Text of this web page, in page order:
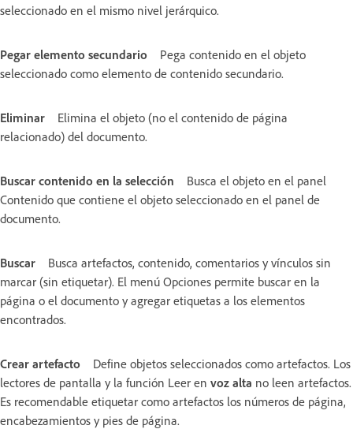
seleccionado en el mismo nivel jerárquico.
Pegar elemento secundario
Pega contenido en el objeto
seleccionado como elemento de contenido secundario.
Eliminar
Elimina el objeto (no el contenido de página
relacionado) del documento.
Buscar contenido en la selección
Busca el objeto en el panel
Contenido que contiene el objeto seleccionado en el panel de
documento.
Buscar
Busca artefactos, contenido, comentarios y vínculos sin
marcar (sin etiquetar). El menú Opciones permite buscar en la
página o el documento y agregar etiquetas a los elementos
encontrados.
Crear artefacto
Define objetos seleccionados como artefactos. Los
lectores de pantalla y la función Leer en voz alta no leen artefactos.
Es recomendable etiquetar como artefactos los números de página,
encabezamientos y pies de página.